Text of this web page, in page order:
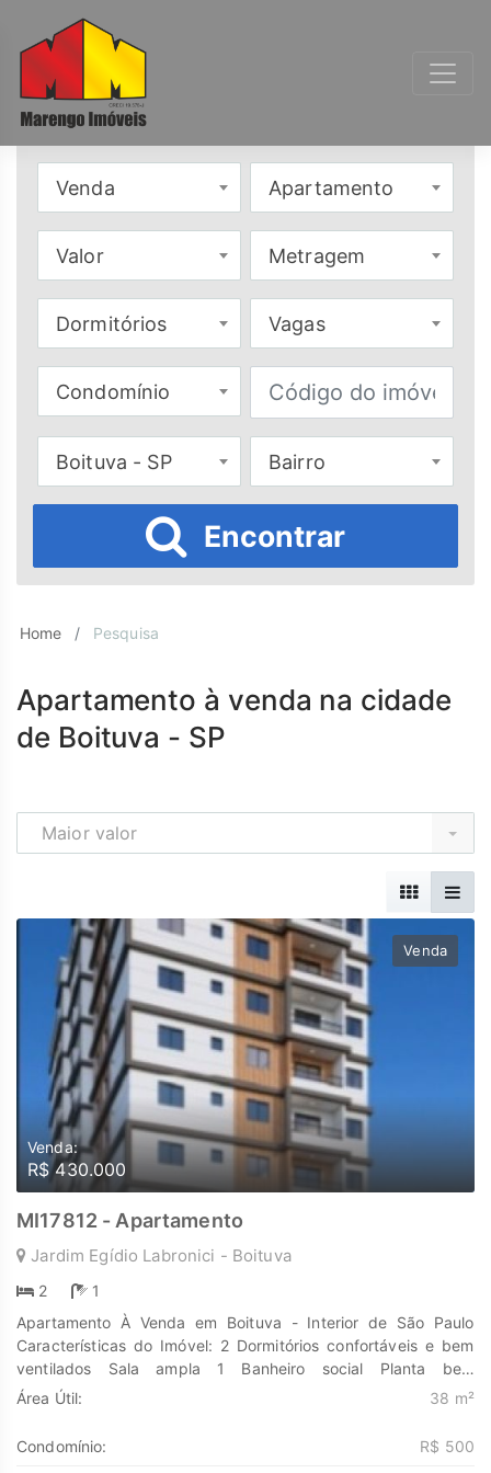
Venda Apartamento
Valor Metragem
Dormitórios Vagas
Condomínio
Boituva - SP Bairro
Encontrar
Home Pesquisa
Apartamento à venda na cidade
de Boituva - SP
Maior valor
Venda
Venda:
R$ 430.000
MI17812 - Apartamento
Jardim Egídio Labronici - Boituva
2
1
Apartamento À Venda em Boituva - Interior de São Paulo
Características do Imóvel: 2 Dormitórios confortáveis e bem
ventilados Sala ampla 1 Banheiro social Planta bem
distribuída, aproveitamento inteligente dos espaços
bancos, escolas e hospitais Próximo a mercados, farmácias,
Área Útil: 38 m²
Condomínio: R$ 500